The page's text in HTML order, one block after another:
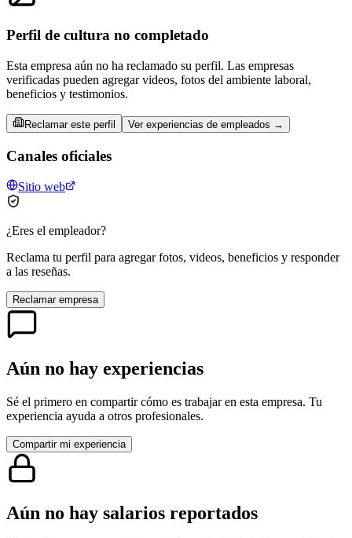
Perfil de cultura no completado
Esta empresa aún no ha reclamado su perfil. Las empresas
verificadas pueden agregar videos, fotos del ambiente laboral,
beneficios y testimonios.
Reclamar este perfil Ver experiencias de empleados →
Canales oficiales
Sitio web
¿Eres el empleador?
Reclama tu perfil para agregar fotos, videos, beneficios y responder
a las reseñas.
Reclamar empresa
Aún no hay experiencias
Sé el primero en compartir cómo es trabajar en esta empresa. Tu
experiencia ayuda a otros profesionales.
Compartir mi experiencia
Aún no hay salarios reportados